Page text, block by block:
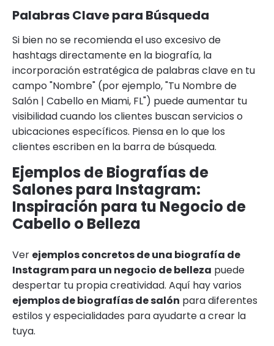
Palabras Clave para Búsqueda
Si bien no se recomienda el uso excesivo de
hashtags directamente en la biografía, la
incorporación estratégica de palabras clave en tu
campo "Nombre" (por ejemplo, "Tu Nombre de
Salón | Cabello en Miami, FL") puede aumentar tu
visibilidad cuando los clientes buscan servicios o
ubicaciones específicos. Piensa en lo que los
clientes escriben en la barra de búsqueda.
Ejemplos de Biografías de
Salones para Instagram:
Inspiración para tu Negocio de
Cabello o Belleza
Ver ejemplos concretos de una biografía de
Instagram para un negocio de belleza puede
despertar tu propia creatividad. Aquí hay varios
ejemplos de biografías de salón para diferentes
estilos y especialidades para ayudarte a crear la
tuya.